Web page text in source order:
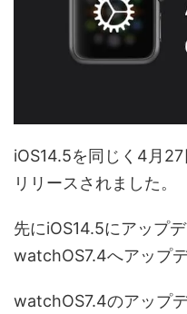
iOS14.5を同じく4月27
リリースされました。
先にiOS14.5にアップ
watchOS7.4へアップ
watchOS7.4のアップ